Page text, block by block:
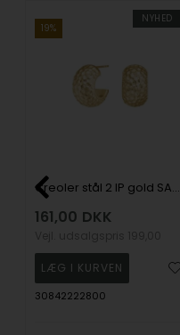
NYHED
19%
Creoler stål 2 IP gold SALINO, fra Nordahl
161,00 DKK
30842222800